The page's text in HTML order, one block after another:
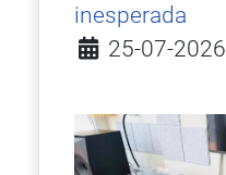
inesperada
Detalles
25-07-2026